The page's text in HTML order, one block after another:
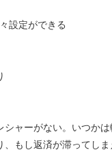
設定ができる
ャーがない。いつか
もし返済が滞ってし